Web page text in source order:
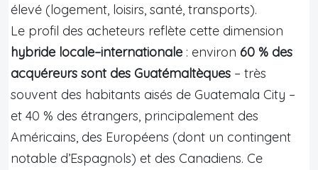
élevé (logement, loisirs, santé, transports).
Le profil des acheteurs reflète cette dimension
hybride locale–internationale : environ 60 % des
acquéreurs sont des Guatémaltèques – très
souvent des habitants aisés de Guatemala City –
et 40 % des étrangers, principalement des
Américains, des Européens (dont un contingent
notable d’Espagnols) et des Canadiens. Ce